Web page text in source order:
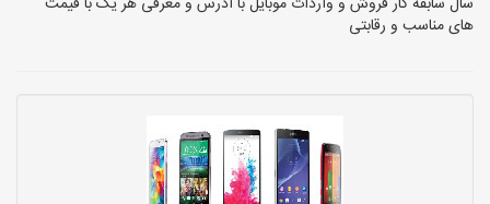
های مناسب و رقابتی